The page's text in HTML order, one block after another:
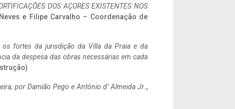
DOS AÇORES EXISTENTES NOS
e Filipe Carvalho – Coordenação de
os fortes da jurisdição da Villa da Praia e da
da despesa das obras necessárias em cada
por Damião Pego e António d’ Almeida Jr.,